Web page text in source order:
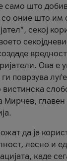
само што
со оние што им
секој
Ова е
поврзува
вистинска
Мирчев,
да ја
лесно и
каде